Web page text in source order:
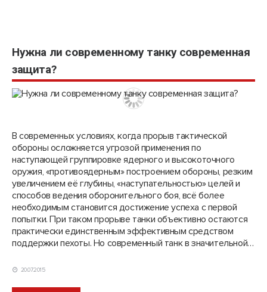
Нужна ли современному танку современная
защита?
В современных условиях, когда прорыв тактической
обороны осложняется угрозой применения по
наступающей группиров­ке ядерного и высокоточного
оружия, «противо­ядерным» построением обороны, резким
увеличением её глубины, «наступательностью» целей и
способов ведения­ оборонительного боя, всё более
необходимым становится­ достижение успеха с первой
попытки. При таком прорыве танки объективно остаются
практически единственным эффективным средством
поддержки пехоты. Но современный танк в значительной…
20.07.2015